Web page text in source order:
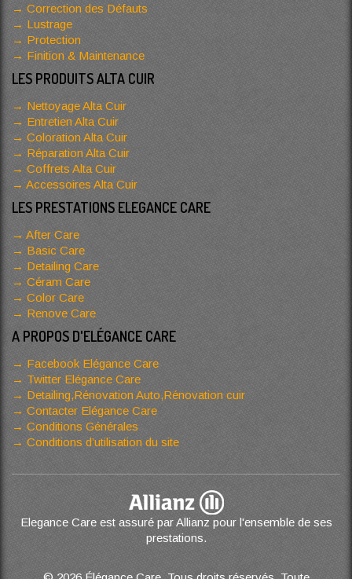
Correction des Défauts
Lustrage
Protection
Finition & Maintenance
LES PRODUITS ALTA CUIR
Nettoyage Alta Cuir
Entretien Alta Cuir
Coloration Alta Cuir
Réparation Alta Cuir
Coffrets Alta Cuir
Accessoires Alta Cuir
LES PRESTATIONS ELEGANCE CARE
After Care
Basic Care
Detailing Care
Céram Care
Color Care
Renove Care
A PROPOS D'ELÉGANCE CARE
Facebook Elégance Care
Twitter Elégance Care
Detailing,Rénovation Auto,Rénovation cuir
Contacter Elégance Care
Conditions Générales
Conditions d’utilisation du site
Elegance Care est assuré par Allianz pour l'ensemble de ses
prestations.